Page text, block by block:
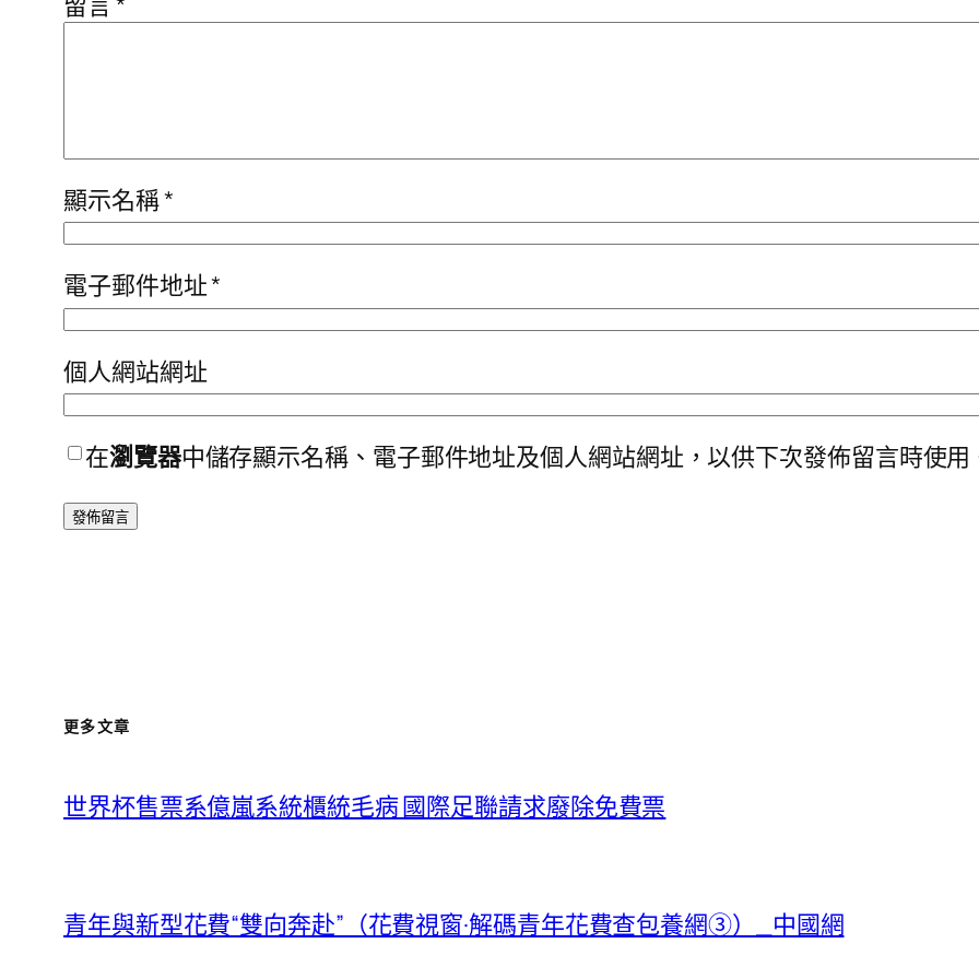
顯示名稱*
電子郵件地址*
個人網站網址
在瀏覽器中儲存顯示名稱、電子郵件地址及個人網站網址，以供下次發佈留言時使用
更多文章
世界杯售票系億嵐系統櫃統毛病 國際足聯請求廢除免費票
青年與新型花費“雙向奔赴”（花費視窗·解碼青年花費查包養網③）_中國網